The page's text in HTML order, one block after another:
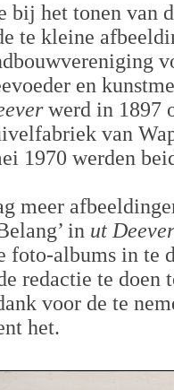
bij het tonen van
te kleine
en
werd in 1897
van
1970 werden
meer
in ut
foto-albums in te
redactie te
voor de te
het.